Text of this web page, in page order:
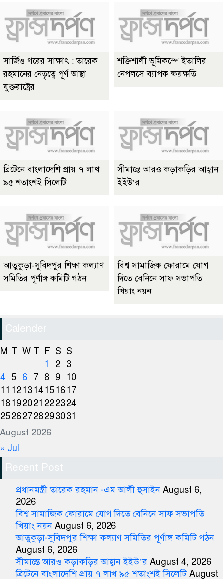
সার্জিও গরের সাক্ষাৎ : তারেক
রহমানের নেতৃত্বে পূর্ণ আস্থা
যুক্তরাষ্ট্রের
শক্তিশালী ভূমিকম্পে ইতালির
নেপলসে ব্যাপক ক্ষয়ক্ষতি
ব্রিটেনে বাংলাদেশি প্রায় ৭ লাখ
৯৫ শতাংশই সিলেটি
সীমান্তে আরও কড়াকড়ির আহ্বান
ইইউ’র
আতুকুড়া-সুবিদপুর শিক্ষা কল্যাণ
সমিতির পূর্ণাঙ্গ কমিটি গঠন
বিশ্ব সামাজিক ফোরামে যোগ
দিতে বেনিনে সাফ সভাপতি
খিয়াং নয়ন
Calender
August 2026
M T W T F S S
1
2 3
4 5 6 7 8 9
10
11 121314151617
18192021 222324
25262728293031
« Jul
Recent Post
প্রধানমন্ত্রী তারেক রহমান -এম আলী হুসাইন August 6,
2026
বিশ্ব সামাজিক ফোরামে যোগ দিতে বেনিনে সাফ সভাপতি
খিয়াং নয়ন August 6, 2026
আতুকুড়া-সুবিদপুর শিক্ষা কল্যাণ সমিতির পূর্ণাঙ্গ কমিটি গঠন
August 6, 2026
সীমান্তে আরও কড়াকড়ির আহ্বান ইইউ’র August 4, 2026
ব্রিটেনে বাংলাদেশি প্রায় ৭ লাখ ৯৫ শতাংশই সিলেটি August